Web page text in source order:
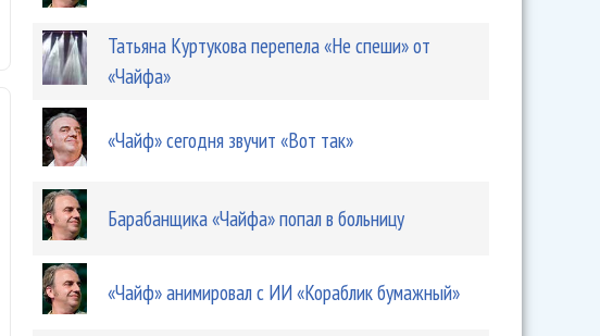
о «Чайф» показал обыденный «Хэллоуин»
Татьяна Куртукова перепела «Не спеши» от
«Чайфа»
«Чайф» сегодня звучит «Вот так»
Барабанщика «Чайфа» попал в больницу
«Чайф» анимировал с ИИ «Кораблик бумажный»